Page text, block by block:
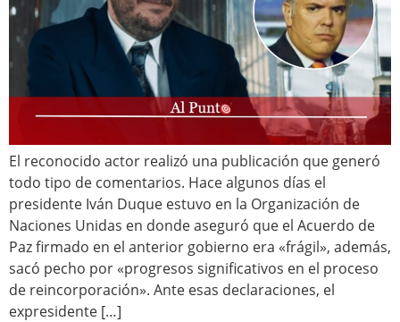
El reconocido actor realizó una publicación que generó
todo tipo de comentarios. Hace algunos días el
presidente Iván Duque estuvo en la Organización de
Naciones Unidas en donde aseguró que el Acuerdo de
Paz firmado en el anterior gobierno era «frágil», además,
sacó pecho por «progresos significativos en el proceso
de reincorporación». Ante esas declaraciones, el
expresidente […]